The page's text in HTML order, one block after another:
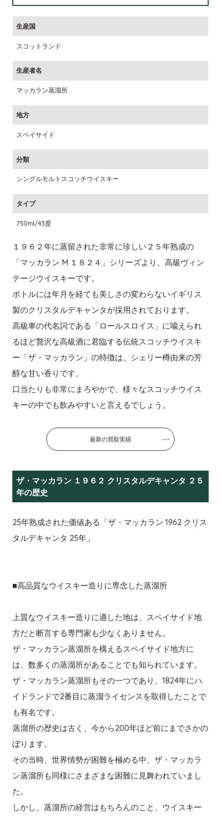
生産国
スコットランド
生産者名
マッカラン蒸溜所
地方
スペイサイド
分類
シングルモルトスコッチウイスキー
タイプ
750ml/43度
１９６２年に蒸留された非常に珍しい２５年熟成の
「マッカラン M １８２４」シリーズより、高級ヴィン
テージウイスキーです。
ボトルには年月を経ても美しさの変わらないイギリス
製のクリスタルデキャンタが採用されております。
高級車の代名詞である「ロールスロイス」に喩えられ
るほど贅沢な高級酒に君臨する伝統スコッチウイスキ
ー「ザ・マッカラン」の特徴は、シェリー樽由来の芳
醇な甘い香りです。
口当たりも非常にまろやかで、様々なスコッチウイス
キーの中でも飲みやすいと言えるでしょう。
最新の買取実績
ザ・マッカラン １９６２ クリスタルデキャンタ ２５
年の歴史
25年熟成された価値ある「ザ・マッカラン 1962 クリス
タルデキャンタ 25年」
■高品質なウイスキー造りに専念した蒸溜所
上質なウイスキー造りに適した地は、スペイサイド地
方だと断言する専門家も少なくありません。
ザ・マッカラン蒸溜所を構えるスペイサイド地方に
は、数多くの蒸溜所があることでも知られています。
ザ・マッカラン蒸溜所もその一つであり、1824年にハ
イドランドで2番目に蒸溜ライセンスを取得したことで
も有名です。
蒸溜所の歴史は古く、今から200年ほど前にまでさかの
ぼります。
その当時、世界情勢が困難を極める中、ザ・マッカラ
ン蒸溜所も同様にさまざまな困難に見舞われていまし
た。
しかし、蒸溜所の経営はもちろんのこと、ウイスキー